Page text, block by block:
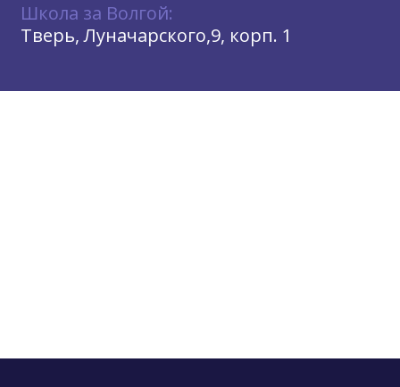
Школа за Волгой:
Тверь, Луначарского,9, корп. 1